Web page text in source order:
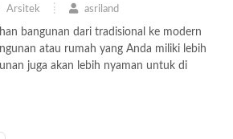
Arsitek asriland
bangunan dari tradisional ke modern
atau rumah yang Anda miliki lebih
juga akan lebih nyaman untuk di